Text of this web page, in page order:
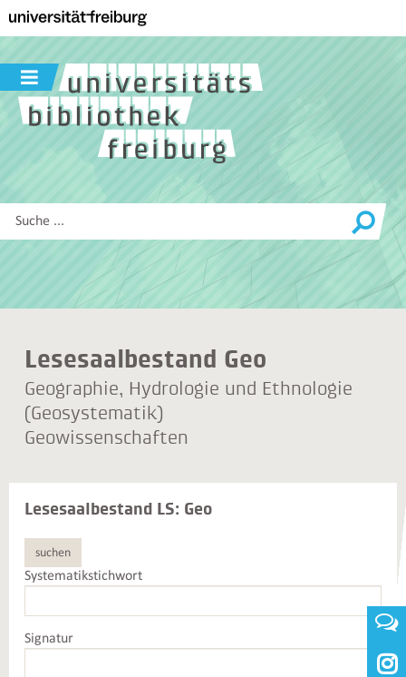
Hauptnavigation
Seite
Zum
Hauptinhalt
dieser
Suche
Navigation
ein-
/
ausblenden
Website
Lesesaalbestand Geo
Geographie, Hydrologie und Ethnologie
(Geosystematik)
Geowissenschaften
Lesesaalbestand LS: Geo
suchen
Systematikstichwort
Signatur
